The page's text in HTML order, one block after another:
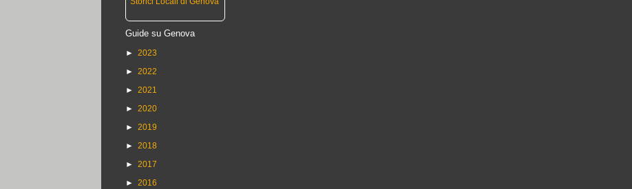
Guide su Genova
► 2023
► 2022
► 2021
► 2020
► 2019
► 2018
► 2017
► 2016